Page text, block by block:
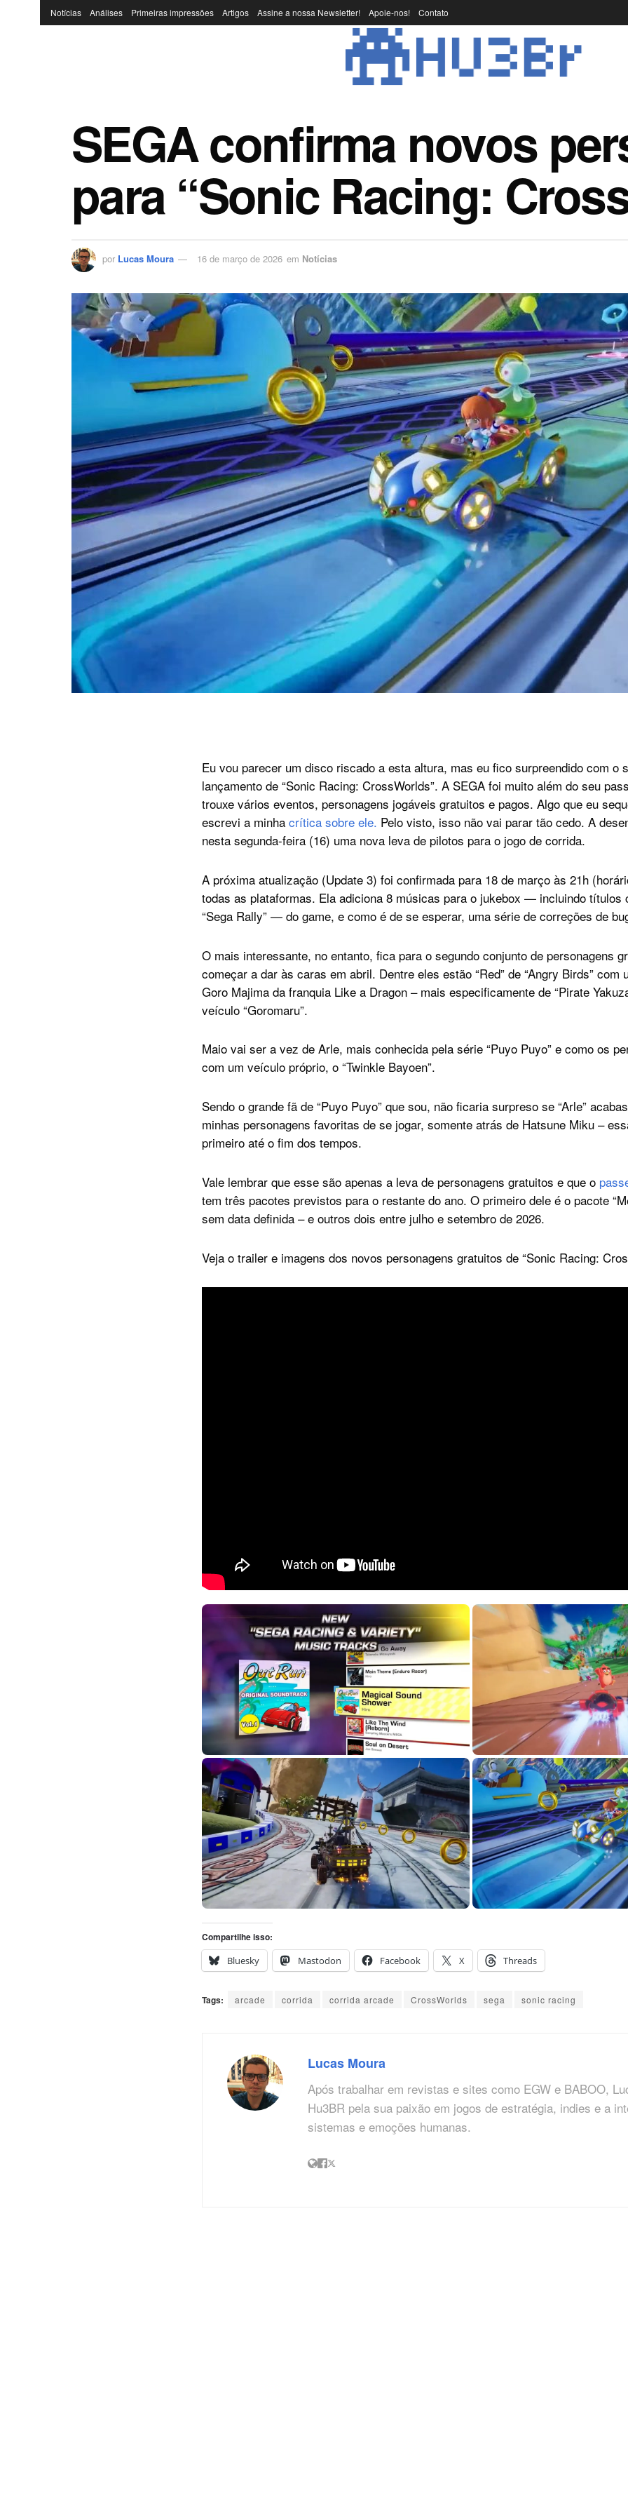
Notícias Análises Primeiras impressões Artigos Assine a nossa Newsletter! Apoie-nos! Contato
SEGA confirma novos
para “Sonic Racing:
por Lucas Moura 16 de março de 2026 em Notícias
Eu vou parecer um disco riscado a esta altura, mas eu fico surpreendido com o
lançamento de “Sonic Racing: CrossWorlds”. A SEGA foi muito além do seu
trouxe vários eventos, personagens jogáveis gratuitos e pagos. Algo que eu
escrevi a minha crítica sobre ele. Pelo visto, isso não vai parar tão cedo. A
nesta segunda-feira (16) uma nova leva de pilotos para o jogo de corrida.
A próxima atualização (Update 3) foi confirmada para 18 de março às 21h
todas as plataformas. Ela adiciona 8 músicas para o jukebox — incluindo títulos
“Sega Rally” — do game, e como é de se esperar, uma série de correções de
O mais interessante, no entanto, fica para o segundo conjunto de personagens
começar a dar às caras em abril. Dentre eles estão “Red” de “Angry Birds” com
Goro Majima da franquia Like a Dragon – mais especificamente de “Pirate
veículo “Goromaru”.
Maio vai ser a vez de Arle, mais conhecida pela série “Puyo Puyo” e como os
com um veículo próprio, o “Twinkle Bayoen”.
Sendo o grande fã de “Puyo Puyo” que sou, não ficaria surpreso se “Arle”
minhas personagens favoritas de se jogar, somente atrás de Hatsune Miku –
primeiro até o fim dos tempos.
Vale lembrar que esse são apenas a leva de personagens gratuitos e que o
tem três pacotes previstos para o restante do ano. O primeiro dele é o pacote
sem data definida – e outros dois entre julho e setembro de 2026.
Veja o trailer e imagens dos novos personagens gratuitos de “Sonic Racing:
Compartilhe isso:
Bluesky
Mastodon Facebook X Threads
Tags: arcade corrida corrida arcade CrossWorlds sega sonic racing
Lucas Moura
Após trabalhar em revistas e sites como EGW e BABOO,
Hu3BR pela sua paixão em jogos de estratégia, indies e a
sistemas e emoções humanas.